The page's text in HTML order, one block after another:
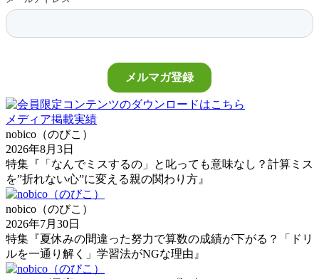
メディア掲載実績
nobico（のびこ）
2026年8月3日
特集『「なんでミスするの」と叱っても意味なし？計算ミス
を”折れない心”に変える親の関わり方』
nobico（のびこ）
2026年7月30日
特集『夏休みの間違った努力で算数の成績が下がる？「ドリ
ルを一通り解く」学習法がNGな理由』